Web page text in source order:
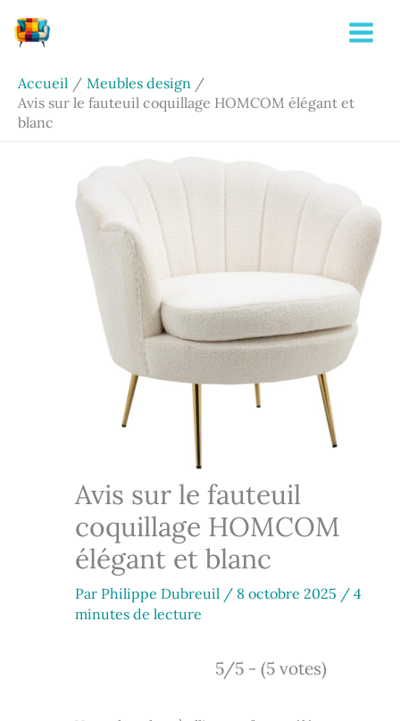
au
Accueil
Meubles design
Avis sur le fauteuil coquillage HOMCOM élégant et
blanc
Avis sur le fauteuil
coquillage HOMCOM
élégant et blanc
Par Philippe Dubreuil / 8 octobre 2025 / 4
minutes de lecture
5/5 - (5 votes)
Rechercher